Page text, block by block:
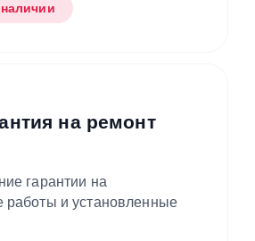
на ремонт
гарантии на
и установленные